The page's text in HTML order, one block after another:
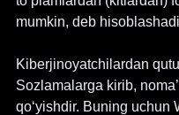
mumkin, deb
Kiberjinoyatchilardan
Sozlamalarga kirib,
qo‘yishdir. Buning uchun